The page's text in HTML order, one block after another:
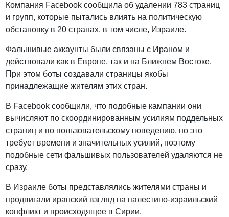
Компания Facebook сообщила об удалении 783 страниц
и групп, которые пытались влиять на политическую
обстановку в 20 странах, в том числе, Израиле.
Фальшивые аккаунты были связаны с Ираном и
действовали как в Европе, так и на Ближнем Востоке.
При этом боты создавали страницы якобы
принадлежащие жителям этих стран.
В Facebook сообщили, что подобные кампании они
вычисляют по скоординированным усилиям поддельных
страниц и по пользовательскому поведению, но это
требует времени и значительных усилий, поэтому
подобные сети фальшивых пользователей удаляются не
сразу.
В Израиле боты представлялись жителями страны и
продвигали иранский взгляд на палестино-израильский
конфликт и происходящее в Сирии.